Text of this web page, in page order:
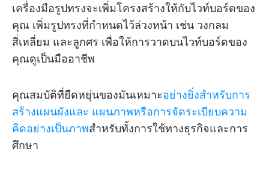
เครื่องมือรูปทรงจะเพิ่มโครงสร้างให้กับไวท์บอร์ดของ
คุณ เพิ่มรูปทรงที่กำหนดไว้ล่วงหน้า เช่น วงกลม
สี่เหลี่ยม และลูกศร เพื่อให้การวาดบนไวท์บอร์ดของ
คุณดูเป็นมืออาชีพ
คุณสมบัติที่ยืดหยุ่นของมันเหมาะอย่างยิ่งสำหรับการ
สร้างแผนผังและ แผนภาพหรือการจัดระเบียบความ
คิดอย่างเป็นภาพสำหรับทั้งการใช้ทางธุรกิจและการ
ศึกษา